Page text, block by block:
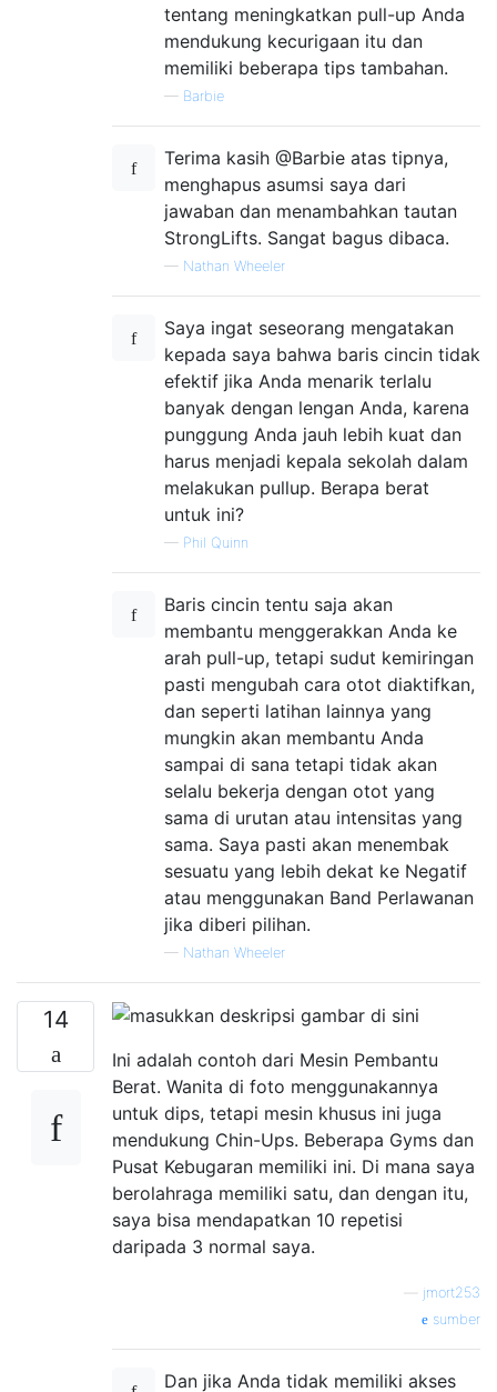
tentang meningkatkan pull-up Anda
mendukung kecurigaan itu dan
memiliki beberapa tips tambahan.
— Barbie
Terima kasih @Barbie atas tipnya,
menghapus asumsi saya dari
jawaban dan menambahkan tautan
StrongLifts. Sangat bagus dibaca.
— Nathan Wheeler
Saya ingat seseorang mengatakan
kepada saya bahwa baris cincin tidak
efektif jika Anda menarik terlalu
banyak dengan lengan Anda, karena
punggung Anda jauh lebih kuat dan
harus menjadi kepala sekolah dalam
melakukan pullup. Berapa berat
untuk ini?
— Phil Quinn
Baris cincin tentu saja akan
membantu menggerakkan Anda ke
arah pull-up, tetapi sudut kemiringan
pasti mengubah cara otot diaktifkan,
dan seperti latihan lainnya yang
mungkin akan membantu Anda
sampai di sana tetapi tidak akan
selalu bekerja dengan otot yang
sama di urutan atau intensitas yang
sama. Saya pasti akan menembak
sesuatu yang lebih dekat ke Negatif
atau menggunakan Band Perlawanan
jika diberi pilihan.
— Nathan Wheeler
14
Ini adalah contoh dari Mesin Pembantu
Berat. Wanita di foto menggunakannya
untuk dips, tetapi mesin khusus ini juga
mendukung Chin-Ups. Beberapa Gyms dan
Pusat Kebugaran memiliki ini. Di mana saya
berolahraga memiliki satu, dan dengan itu,
saya bisa mendapatkan 10 repetisi
daripada 3 normal saya.
jmort253
sumber
Dan jika Anda tidak memiliki akses